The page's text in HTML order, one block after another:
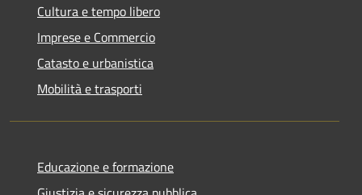
Cultura e tempo libero
Imprese e Commercio
Catasto e urbanistica
Mobilità e trasporti
Educazione e formazione